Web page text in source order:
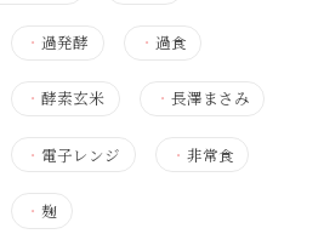
・ 過発酵 ・ 過食
・酵素玄米 ・ 長澤まさみ
・ 電子レンジ ・ 非常食
・麹